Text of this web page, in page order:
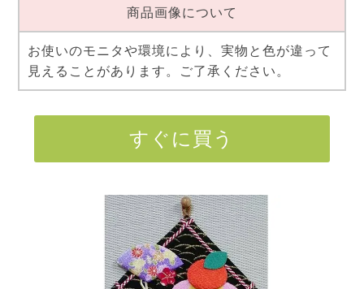
商品画像について
お使いのモニタや環境により、実物と色が違って
見えることがあります。ご了承ください。
すぐに買う